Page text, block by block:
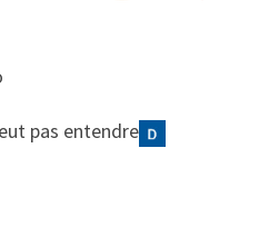
pas entendre